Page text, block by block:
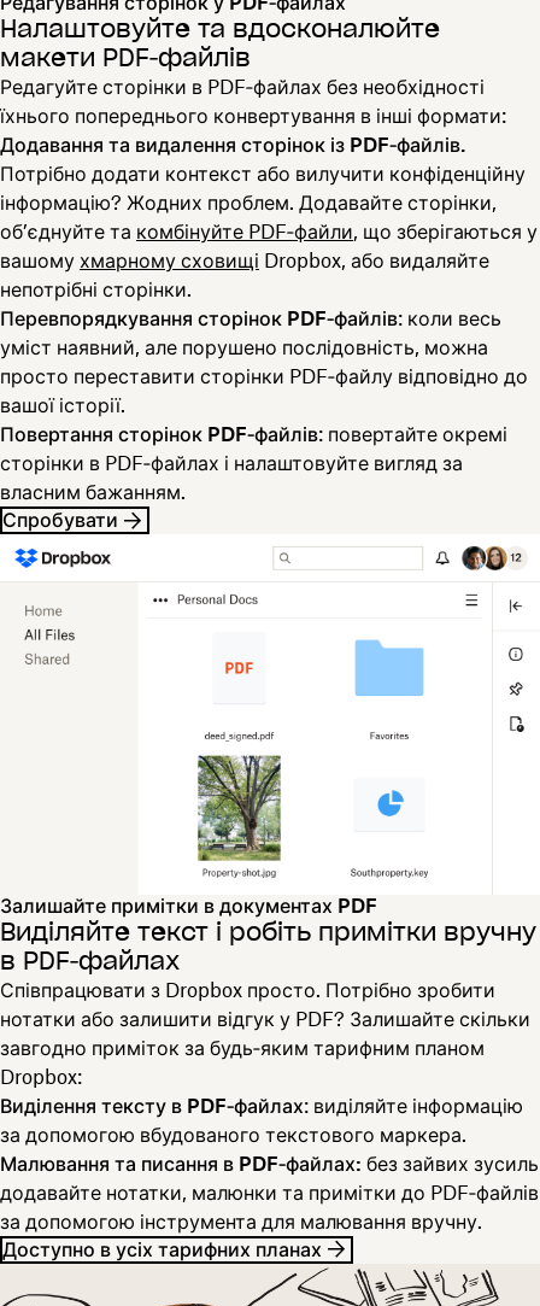
Налаштовуйте та вдосконалюйте
макети PDF‑файлів
Редагуйте сторінки в PDF‑файлах без необхідності
їхнього попереднього конвертування в інші формати:
Додавання та видалення сторінок із PDF‑файлів.
Потрібно додати контекст або вилучити конфіденційну
інформацію? Жодних проблем. Додавайте сторінки,
об’єднуйте та комбінуйте PDF‑файли, що зберігаються у
вашому хмарному сховищі Dropbox, або видаляйте
непотрібні сторінки.
Перевпорядкування сторінок PDF‑файлів: коли весь
уміст наявний, але порушено послідовність, можна
просто переставити сторінки PDF‑файлу відповідно до
вашої історії.
Повертання сторінок PDF‑файлів: повертайте окремі
сторінки в PDF‑файлах і налаштовуйте вигляд за
власним бажанням.
Спробувати
Залишайте примітки в документах PDF
Виділяйте текст і робіть примітки вручну
в PDF‑файлах
Співпрацювати з Dropbox просто. Потрібно зробити
нотатки або залишити відгук у PDF? Залишайте скільки
завгодно приміток за будь‑яким тарифним планом
Dropbox:
Виділення тексту в PDF‑файлах: виділяйте інформацію
за допомогою вбудованого текстового маркера.
Малювання та писання в PDF‑файлах: без зайвих зусиль
додавайте нотатки, малюнки та примітки до PDF‑файлів
за допомогою інструмента для малювання вручну.
Доступно в усіх тарифних планах